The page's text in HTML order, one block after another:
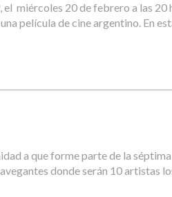
miércoles 20 de febrero a las
película de cine argentino. En
a que forme parte de la
donde serán 10 artistas